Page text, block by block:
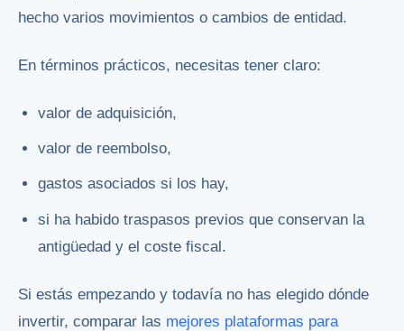
hecho varios movimientos o cambios de entidad.
En términos prácticos, necesitas tener claro:
valor de adquisición,
valor de reembolso,
gastos asociados si los hay,
si ha habido traspasos previos que conservan la
antigüedad y el coste fiscal.
Si estás empezando y todavía no has elegido dónde
invertir, comparar las mejores plataformas para